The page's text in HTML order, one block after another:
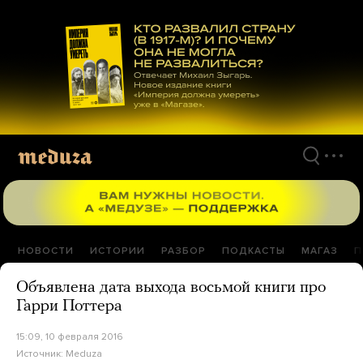
материалам
НОВОСТИ ИСТОРИИ РАЗБОР ПОДКАСТЫ МАГАЗ
Объявлена дата выхода восьмой книги про
Гарри Поттера
15:09, 10 февраля 2016
Источник: Meduza